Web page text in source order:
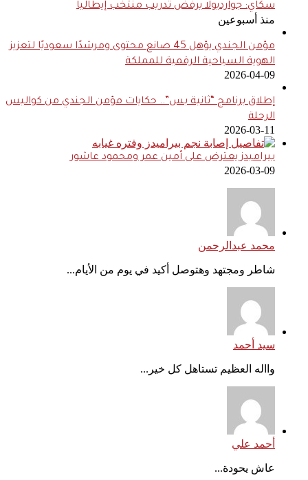
سكاي: جوارديولا يرفض تدريب منتخب إيطاليا
منذ أسبوعين
مؤمن الجندي يؤهل 45 صانع محتوى ومرشدًا سعوديًا لتعزيز
الهوية السياحية الرقمية للمملكة
2026-04-09
إطلاق برنامج “ثانية بس”.. حكايات مؤمن الجندي من كواليس
الرحلة
2026-03-11
بيراميدز يعترض على أمين عمر ومحمود عاشور
2026-03-09
محمد عبدالرحمن
شاطر ومجتهد وهتوصل أكيد في يوم من الأيام...
سيد أحمد
وااله العظيم تستاهل كل خير...
أحمد علي
عاش يحودة...